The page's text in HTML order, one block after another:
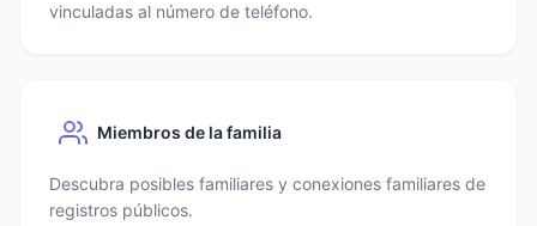
vinculadas al número de teléfono.
Miembros de la familia
Descubra posibles familiares y conexiones familiares de
registros públicos.